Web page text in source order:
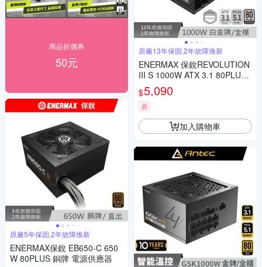
商品折價券
50元
原廠5年保固,2年故障換新
ENERMAX保銳 EB650-C 650
W 80PLUS 銅牌 電源供應器
原廠13年保固,2年故障換新
ENERMAX 保銳REVOLUTION
III S 1000W ATX 3.1 80PLUS
白金牌 12V-2x6 電源供應器
$5,090
券
加入購物車